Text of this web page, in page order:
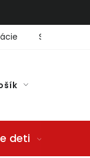
Servis
deti